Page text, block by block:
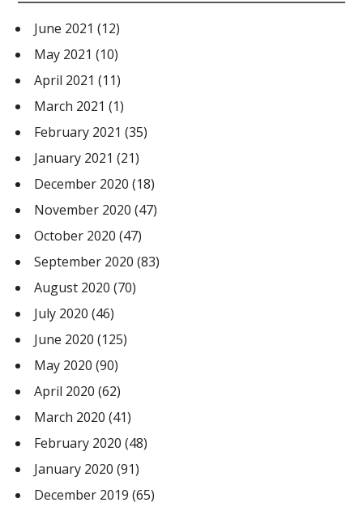
June 2021 (12)
May 2021 (10)
April 2021 (11)
March 2021 (1)
February 2021 (35)
January 2021 (21)
December 2020 (18)
November 2020 (47)
October 2020 (47)
September 2020 (83)
August 2020 (70)
July 2020 (46)
June 2020 (125)
May 2020 (90)
April 2020 (62)
March 2020 (41)
February 2020 (48)
January 2020 (91)
December 2019 (65)